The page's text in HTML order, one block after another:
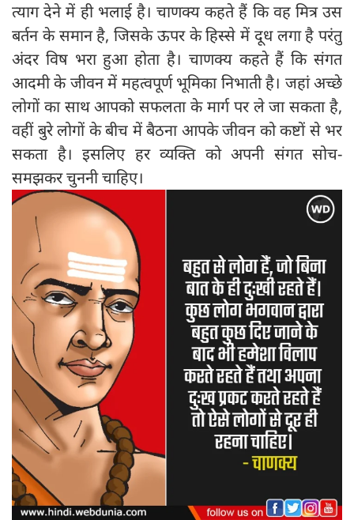
त्याग देने में ही भलाई है। चाणक्य कहते हैं कि वह मित्र उस
बर्तन के समान है, जिसके ऊपर के हिस्से में दूध लगा है परंतु
अंदर विष भरा हुआ होता है। चाणक्य कहते हैं कि संगत
आदमी के जीवन में महत्वपूर्ण भूमिका निभाती है। जहां अच्छे
लोगों का साथ आपको सफलता के मार्ग पर ले जा सकता है,
वहीं बुरे लोगों के बीच में बैठना आपके जीवन को कष्टों से भर
सकता है। इसलिए हर व्यक्ति को अपनी संगत सोच-
समझकर चुननी चाहिए।